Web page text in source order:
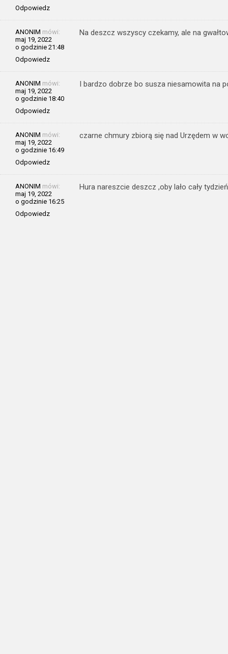
Odpowiedz
ANONIM mówi:
maj 19, 2022
o godzinie 21:48
Odpowiedz
Na deszcz wszyscy czekamy, ale na
ANONIM mówi:
maj 19, 2022
o godzinie 18:40
Odpowiedz
I bardzo dobrze bo susza niesamowita na
ANONIM mówi:
maj 19, 2022
o godzinie 16:49
Odpowiedz
czarne chmury zbiorą się nad Urzędem w
ANONIM mówi:
maj 19, 2022
o godzinie 16:25
Odpowiedz
Hura nareszcie deszcz ,oby lało cały tydzień